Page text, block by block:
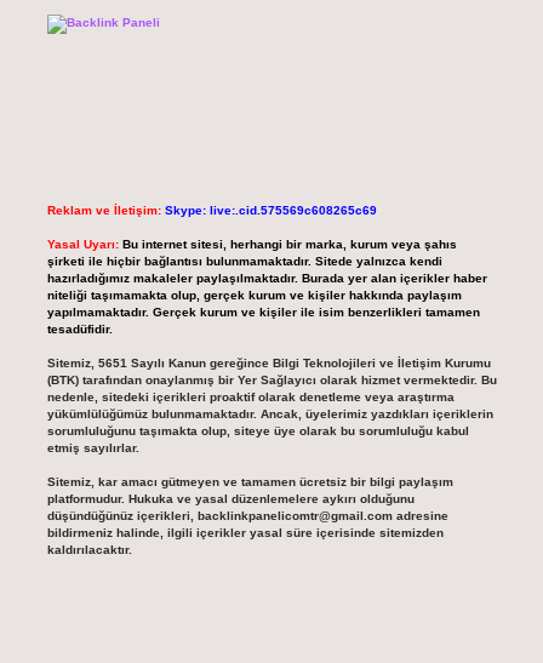
Reklam ve İletişim: Skype: live:.cid.575569c608265c69
Yasal Uyarı: Bu internet sitesi, herhangi bir marka, kurum veya şahıs
şirketi ile hiçbir bağlantısı bulunmamaktadır. Sitede yalnızca kendi
hazırladığımız makaleler paylaşılmaktadır. Burada yer alan içerikler haber
niteliği taşımamakta olup, gerçek kurum ve kişiler hakkında paylaşım
yapılmamaktadır. Gerçek kurum ve kişiler ile isim benzerlikleri tamamen
tesadüfidir.
Sitemiz, 5651 Sayılı Kanun gereğince Bilgi Teknolojileri ve İletişim Kurumu
(BTK) tarafından onaylanmış bir Yer Sağlayıcı olarak hizmet vermektedir. Bu
nedenle, sitedeki içerikleri proaktif olarak denetleme veya araştırma
yükümlülüğümüz bulunmamaktadır. Ancak, üyelerimiz yazdıkları içeriklerin
sorumluluğunu taşımakta olup, siteye üye olarak bu sorumluluğu kabul
etmiş sayılırlar.
Sitemiz, kar amacı gütmeyen ve tamamen ücretsiz bir bilgi paylaşım
platformudur. Hukuka ve yasal düzenlemelere aykırı olduğunu
düşündüğünüz içerikleri, backlinkpanelicomtr@gmail.comadresine
bildirmeniz halinde, ilgili içerikler yasal süre içerisinde sitemizden
kaldırılacaktır.